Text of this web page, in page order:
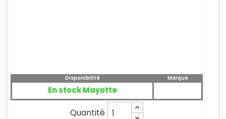
Disponibilité
En stock Mayotte
Marque
Quantité